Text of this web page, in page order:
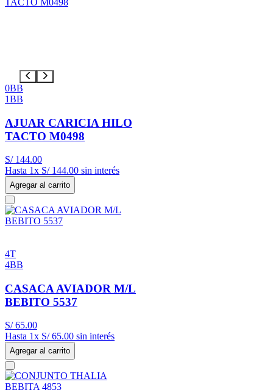
0BB
1BB
AJUAR CARICIA HILO
TACTO M0498
S/ 144.00
Hasta 1x S/ 144.00 sin interés
Agregar al carrito
4T
4BB
CASACA AVIADOR M/L
BEBITO 5537
S/ 65.00
Hasta 1x S/ 65.00 sin interés
Agregar al carrito